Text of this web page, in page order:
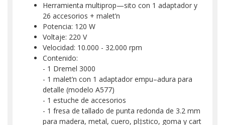
Herramienta multiprop—sito con 1 adaptador y
26 accesorios + malet’n
Potencia: 120 W
Voltaje: 220 V
Velocidad: 10.000 - 32.000 rpm
Contenido:
- 1 Dremel 3000
- 1 malet’n con 1 adaptador empu–adura para
detalle (modelo A577)
- 1 estuche de accesorios
- 1 fresa de tallado de punta redonda de 3.2 mm
para madera, metal, cuero, pl‡stico, goma y cart